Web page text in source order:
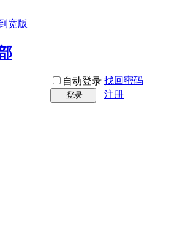
宽版
自动登录 找回密码
登录
注册